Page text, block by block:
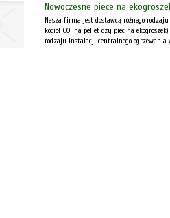
Nowoczesne piece na
Nasza firma jest dostawcą różnego
kocioł CO, na pellet czy piec na
rodzaju instalacji centralnego ogrzewania